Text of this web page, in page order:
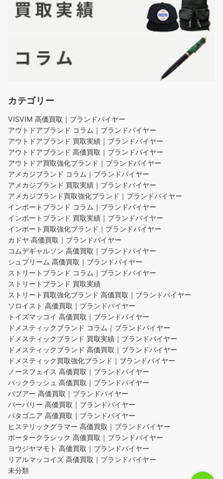
カテゴリー
VISVIM 高価買取｜ブランドバイヤー
アウトドアブランド コラム｜ブランドバイヤー
アウトドアブランド 買取実績｜ブランドバイヤー
アウトドアブランド 高価買取｜ブランドバイヤー
アウトドア買取強化ブランド｜ブランドバイヤー
アメカジブランド コラム｜ブランドバイヤー
アメカジブランド 買取実績｜ブランドバイヤー
アメカジブランド買取強化ブランド｜ブランドバイヤー
インポートブランド コラム｜ブランドバイヤー
インポートブランド 買取実績｜ブランドバイヤー
インポート買取強化ブランド｜ブランドバイヤー
カドヤ 高価買取｜ブランドバイヤー
コムデギャルソン 高価買取｜ブランドバイヤー
シュプリーム 高価買取｜ブランドバイヤー
ストリートブランド コラム｜ブランドバイヤー
ストリートブランド 買取実績
ストリート買取強化ブランド 高価買取｜ブランドバイヤー
ソロイスト 高価買取｜ブランドバイヤー
トイズマッコイ 高価買取｜ブランドバイヤー
ドメスティックブランド コラム｜ブランドバイヤー
ドメスティックブランド 買取実績｜ブランドバイヤー
ドメスティックブランド 高価買取｜ブランドバイヤー
ドメスティック買取強化ブランド｜ブランドバイヤー
ノースフェイス 高価買取｜ブランドバイヤー
バックラッシュ 高価買取｜ブランドバイヤー
バブアー 高価買取｜ブランドバイヤー
バーバリー 高価買取｜ブランドバイヤー
パタゴニア 高価買取｜ブランドバイヤー
ヒステリックグラマー 高価買取｜ブランドバイヤー
ポータークラシック 高価買取｜ブランドバイヤー
ヨウジヤマモト 高価買取｜ブランドバイヤー
リアルマッコイズ 高価買取｜ブランドバイヤー
未分類